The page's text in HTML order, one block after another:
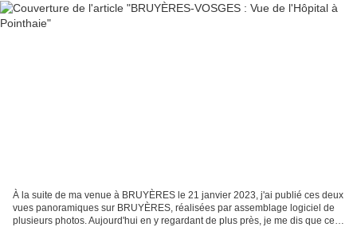
À la suite de ma venue à BRUYÈRES le 21 janvier 2023, j'ai publié ces deux
vues panoramiques sur BRUYÈRES, réalisées par assemblage logiciel de
plusieurs photos. Aujourd'hui en y regardant de plus près, je me dis que ces